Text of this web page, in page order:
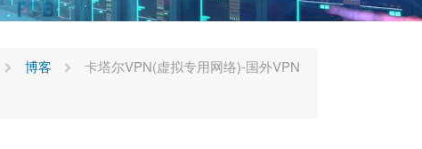
博客 卡塔尔VPN(虚拟专用网络)-国外VPN